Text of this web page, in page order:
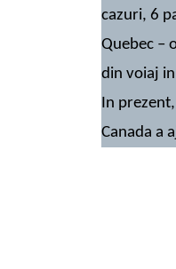
cazuri, 6
Quebec –
din voiaj
In
Canada a